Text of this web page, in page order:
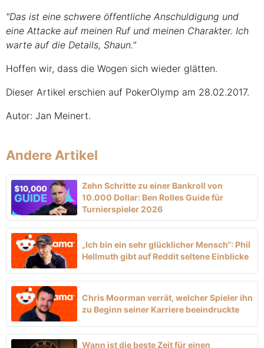
"Das ist eine schwere öffentliche Anschuldigung und
eine Attacke auf meinen Ruf und meinen Charakter. Ich
warte auf die Details, Shaun."
Hoffen wir, dass die Wogen sich wieder glätten.
Dieser Artikel erschien auf PokerOlymp am 28.02.2017.
Autor: Jan Meinert.
Andere Artikel
Zehn Schritte zu einer Bankroll von
10.000 Dollar: Ben Rolles Guide für
Turnierspieler 2026
„Ich bin ein sehr glücklicher Mensch“: Phil
Hellmuth gibt auf Reddit seltene Einblicke
Chris Moorman verrät, welcher Spieler ihn
zu Beginn seiner Karriere beeindruckte
Wann ist die beste Zeit für einen